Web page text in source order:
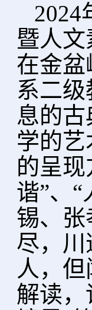
2024
暨人
在金盆
系二
息的
学的
的呈
谐”、
锡、张
尽，川
人，
解读，